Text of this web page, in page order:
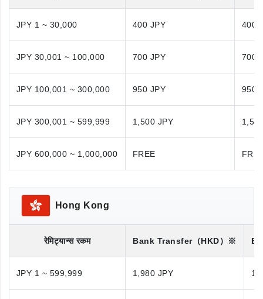
JPY 1 ~ 30,000 400 JPY 400
JPY 30,001 ~ 100,000 700 JPY 700
JPY 100,001 ~ 300,000 950 JPY 950
JPY 300,001 ~ 599,999 1,500 JPY
JPY 600,000 ~ 1,000,000 FREE
Hong Kong
रेमिट्यान्स रकम Bank Transfer（HKD）※
JPY 1 ~ 599,999 1,980 JPY